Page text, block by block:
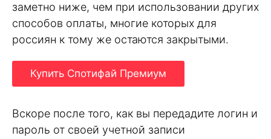
заметно ниже, чем при использовании других
способов оплаты, многие которых для
россиян к тому же остаются закрытыми.
Купить Спотифай Премиум
Вскоре после того, как вы передадите логин и
пароль от своей учетной записи